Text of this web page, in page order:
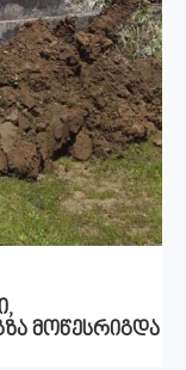
მოწესრიგდა